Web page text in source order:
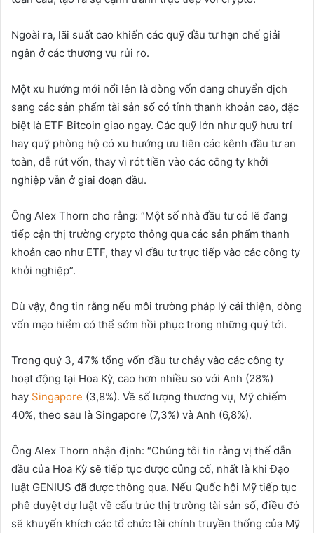
Ngoài ra, lãi suất cao khiến các quỹ đầu tư hạn chế giải
ngân ở các thương vụ rủi ro.
Một xu hướng mới nổi lên là dòng vốn đang chuyển dịch
sang các sản phẩm tài sản số có tính thanh khoản cao, đặc
biệt là ETF Bitcoin giao ngay. Các quỹ lớn như quỹ hưu trí
hay quỹ phòng hộ có xu hướng ưu tiên các kênh đầu tư an
toàn, dễ rút vốn, thay vì rót tiền vào các công ty khởi
nghiệp vẫn ở giai đoạn đầu.
Ông Alex Thorn cho rằng: “Một số nhà đầu tư có lẽ đang
tiếp cận thị trường crypto thông qua các sản phẩm thanh
khoản cao như ETF, thay vì đầu tư trực tiếp vào các công ty
khởi nghiệp”.
Dù vậy, ông tin rằng nếu môi trường pháp lý cải thiện, dòng
vốn mạo hiểm có thể sớm hồi phục trong những quý tới.
Trong quý 3, 47% tổng vốn đầu tư chảy vào các công ty
hoạt động tại Hoa Kỳ, cao hơn nhiều so với Anh (28%)
hay Singapore (3,8%). Về số lượng thương vụ, Mỹ chiếm
40%, theo sau là Singapore (7,3%) và Anh (6,8%).
Ông Alex Thorn nhận định: “Chúng tôi tin rằng vị thế dẫn
đầu của Hoa Kỳ sẽ tiếp tục được củng cố, nhất là khi Đạo
luật GENIUS đã được thông qua. Nếu Quốc hội Mỹ tiếp tục
phê duyệt dự luật về cấu trúc thị trường tài sản số, điều đó
sẽ khuyến khích các tổ chức tài chính truyền thống của Mỹ